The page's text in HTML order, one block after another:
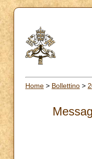
Home > Bollettino >